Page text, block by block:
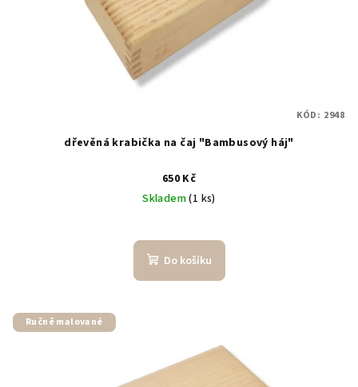
dřevěná krabička na čaj "Bambusový háj"
650 Kč
Skladem(1 ks)
Do košíku
KÓD: 2948
Ručně malované